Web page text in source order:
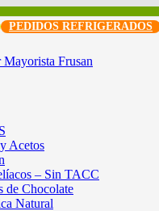
PEDIDOS REFRIGERADOS
Acetos
– Sin TACC
de Chocolate
Natural